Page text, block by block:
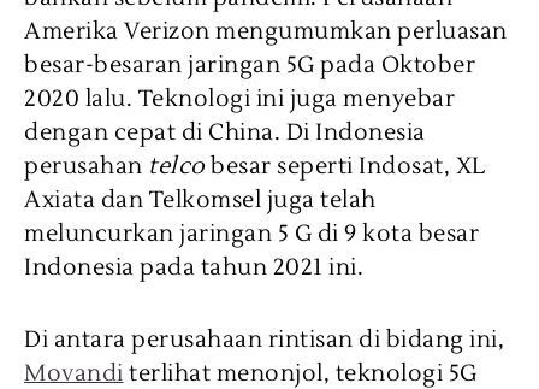
Amerika Verizon mengumumkan perluasan
besar-besaran jaringan 5G pada Oktober
2020 lalu. Teknologi ini juga menyebar
dengan cepat di China. Di Indonesia
perusahan telco besar seperti Indosat, XL
Axiata dan Telkomsel juga telah
meluncurkan jaringan 5 G di 9 kota besar
Indonesia pada tahun 2021 ini.
Di antara perusahaan rintisan di bidang ini,
Movandi terlihat menonjol, teknologi 5G